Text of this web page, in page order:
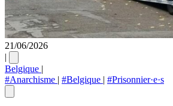
21/06/2026
|
Belgique |
#Anarchisme | #Belgique | #Prisonnier·e·s